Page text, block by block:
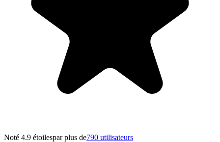
Noté 4.9 étoilespar plus de790 utilisateurs